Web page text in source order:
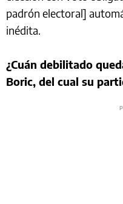
padrón electoral]
inédita.
¿Cuán debilitado
Boric, del cual su